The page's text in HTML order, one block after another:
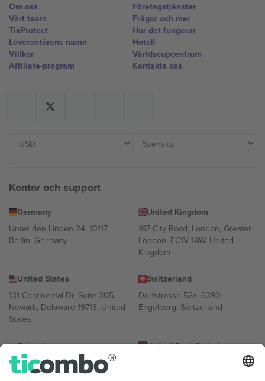
Om oss
Vårt team
TixProtect
Leverantörens namn
Villkor
Affiliate-program
Företagstjänster
Frågor och mer
Hur det fungerar
Hotell
Världscupcentrum
Kontakta oss
Kontor och support
Germany
Unter den Linden 24, 10117
Berlin, Germany
United Kingdom
167 City Road, London, Greater
London, EC1V 1AW, United
Kingdom
United States
131 Continental Dr, Suite 305,
Newark, Delaware 19713, United
States
Switzerland
Dorfstrasse 52a, 6390
Engelberg, Switzerland
Bulgaria
Regus Sofia City West, bul
Totleben 53-55, 1606 Sofia,
United Arab Emirates
UAE Dubai Silicon Oasis, DDP